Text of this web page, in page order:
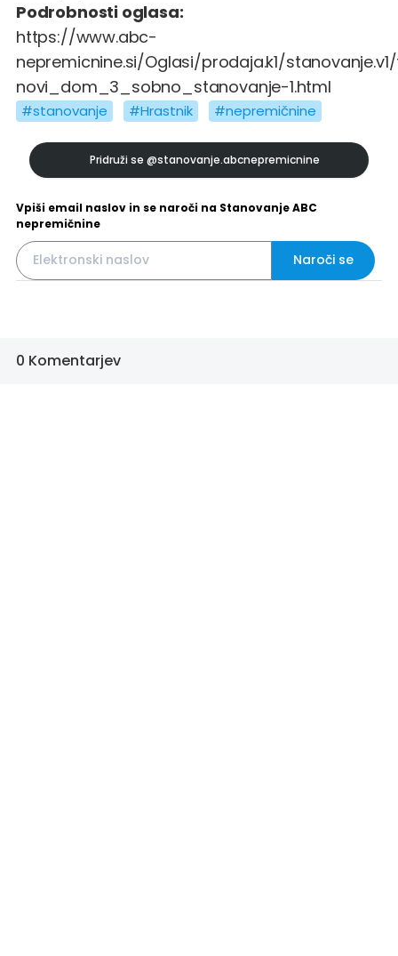
Podrobnosti oglasa:
https://www.abc-
nepremicnine.si/Oglasi/prodaja.k1/
novi_dom_3_sobno_stanovanje-1.html
#stanovanje #Hrastnik #nepremičnine
Pridruži se @stanovanje.abcnepremicnine
Vpiši email naslov in se naroči na Stanovanje ABC
nepremičnine
Naroči se
0 Komentarjev